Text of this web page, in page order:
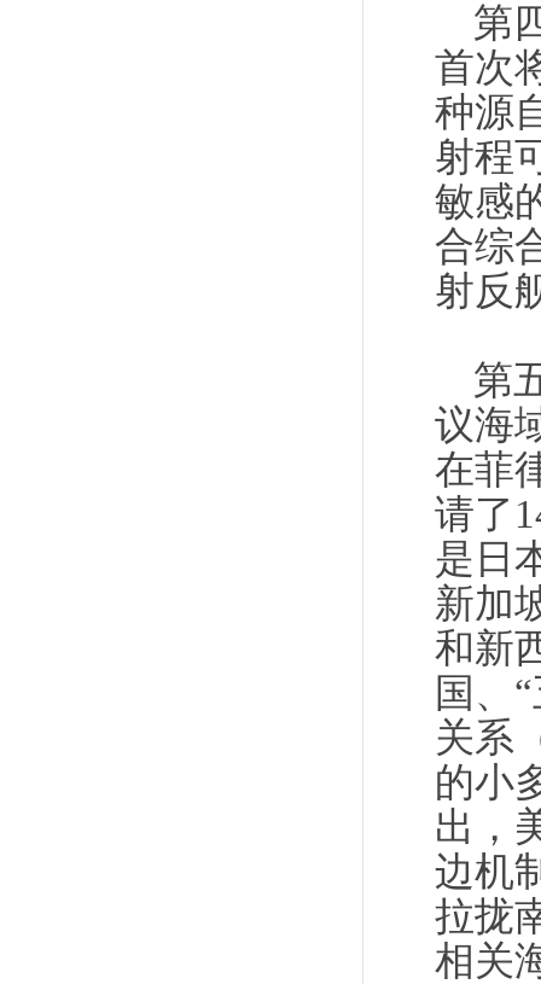
第
首次
种源
射程
敏感
合综
射反
第
议海
在菲
请了
是日
新加
和新
国、
关系
的小
出，
边机
拉拢
相关